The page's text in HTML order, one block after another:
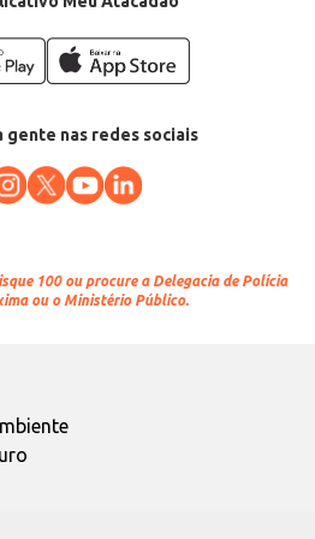
gente nas redes sociais
100 ou procure a Delegacia de Polícia
ou o Ministério Público.